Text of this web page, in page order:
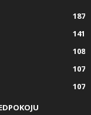
187
141
108
107
107